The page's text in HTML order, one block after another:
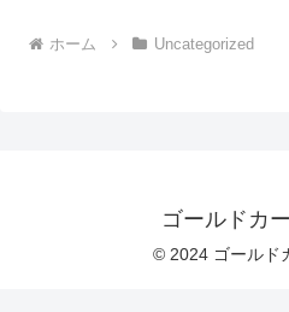
ホーム Uncategorized
ゴールドカ
© 2024 ゴールド